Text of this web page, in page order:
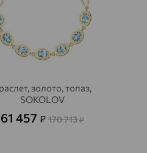
золото, топаз,
SOKOLOV
61 457 ₽ 170 713₽